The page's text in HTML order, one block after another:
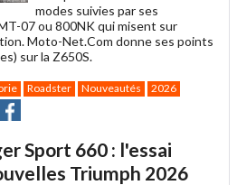
modes suivies par ses
07 ou 800NK qui misent sur
Moto-Net.Com donne ses points
sur la Z650S.
Roadster Nouveautés
2026
Partager
sur
Sport 660 : l'essai
Triumph 2026